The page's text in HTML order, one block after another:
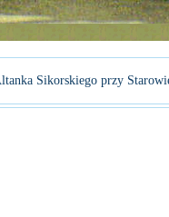
Sikorskiego przy